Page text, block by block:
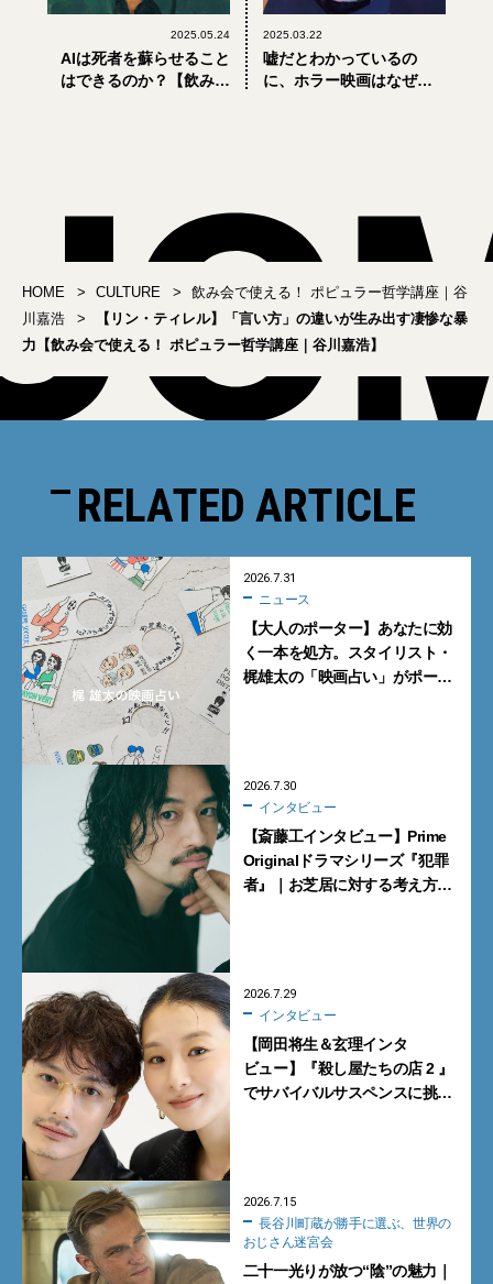
2025.05.24
AIは死者を蘇らせること
はできるのか？【飲み会
2025.03.22
嘘だとわかっているの
に、ホラー映画はなぜ怖
HOME CULTURE
飲み会で使える！ ポピュラー哲学講座｜谷
川嘉浩
【リン・ティレル】「言い方」の違いが生み出す凄惨な暴
力【飲み会で使える！ ポピュラー哲学講座｜谷川嘉浩】
RELATED ARTICLE
2026.7.31
ニュース
【大人のポーター】あなたに効
く一本を処方。スタイリスト・
梶雄太の「映画占い」がポー
2026.7.30
インタビュー
【斎藤工インタビュー】Prime
Originalドラマシリーズ『犯罪
者』｜お芝居に対する考え方が
2026.7.29
インタビュー
【岡田将生＆玄理インタ
ビュー】『殺し屋たちの店 2 』
でサバイバルサスペンスに挑
2026.7.15
長谷川町蔵が勝手に選ぶ、世界の
おじさん迷宮会
二十一光りが放つ“陰”の魅力｜